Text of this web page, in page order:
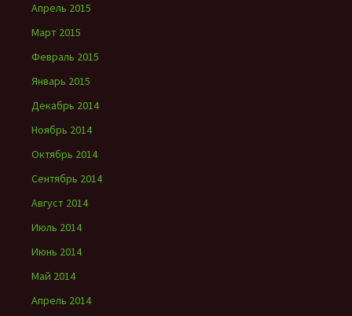
Апрель 2015
Март 2015
Февраль 2015
Январь 2015
Декабрь 2014
Ноябрь 2014
Октябрь 2014
Сентябрь 2014
Август 2014
Июль 2014
Июнь 2014
Май 2014
Апрель 2014